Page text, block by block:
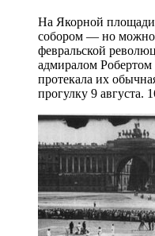
На Якорной
собором — но можно
февральской
адмиралом
протекала их
прогулку 9 августа.